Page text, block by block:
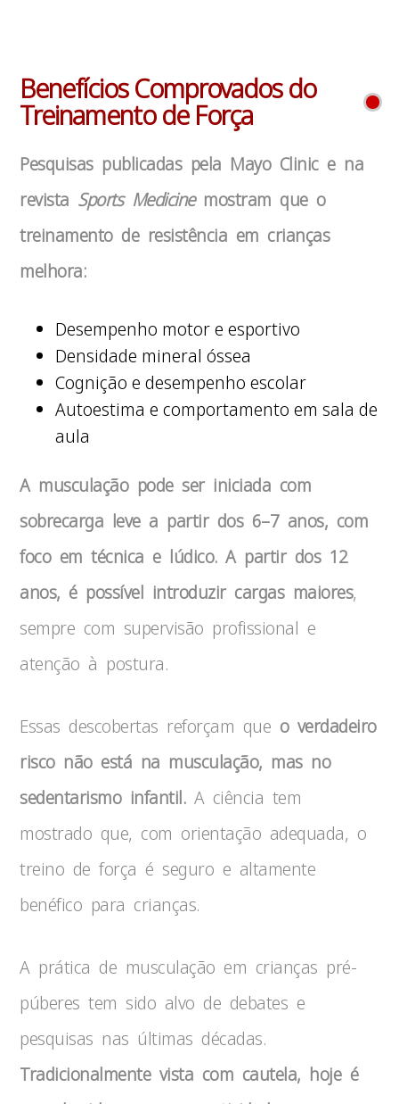
Benefícios Comprovados do
Treinamento de Força
Pesquisas publicadas pela Mayo Clinic e na
revista Sports Medicinemostram que o
treinamento de resistência em crianças
melhora:
Desempenho motor e esportivo
Densidade mineral óssea
Cognição e desempenho escolar
Autoestima e comportamento em sala de
aula
A musculação pode ser iniciada com
sobrecarga leve a partir dos 6–7 anos, com
foco em técnica e lúdico. A partir dos 12
anos, é possível introduzir cargas maiores,
sempre com supervisão profissional e
atenção à postura.
Essas descobertas reforçam que o verdadeiro
risco não está na musculação, mas no
sedentarismo infantil. A ciência tem
mostrado que, com orientação adequada, o
treino de força é seguro e altamente
benéfico para crianças.
A prática de musculação em crianças pré-
púberes tem sido alvo de debates e
pesquisas nas últimas décadas.
Tradicionalmente vista com cautela, hoje é